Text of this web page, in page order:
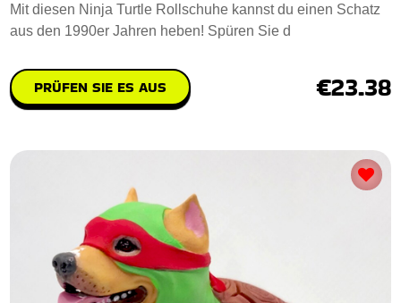
Mit diesen Ninja Turtle Rollschuhe kannst du einen Schatz
aus den 1990er Jahren heben! Spüren Sie d
PRÜFEN SIE ES AUS €23.38